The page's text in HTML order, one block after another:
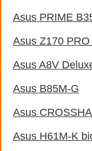
Asus PRIME
Asus Z170
Asus A8V
Asus B85M-G
Asus
Asus H61M-K